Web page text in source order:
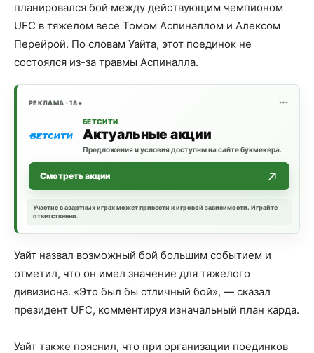
планировался бой между действующим чемпионом
UFC в тяжелом весе Томом Аспиналлом и Алексом
Перейрой. По словам Уайта, этот поединок не
состоялся из-за травмы Аспиналла.
РЕКЛАМА · 18+
БЕТСИТИ
Актуальные акции
Предложения и условия доступны на сайте букмекера.
Смотреть акции
Участие в азартных играх может привести к игровой зависимости. Играйте
ответственно.
Уайт назвал возможный бой большим событием и
отметил, что он имел значение для тяжелого
дивизиона. «Это был бы отличный бой», — сказал
президент UFC, комментируя изначальный план карда.
Уайт также пояснил, что при организации поединков